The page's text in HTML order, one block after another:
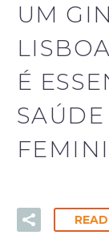
UM
É